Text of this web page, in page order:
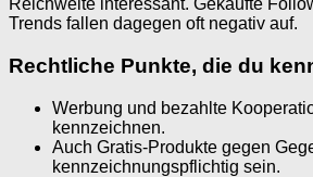
Reichweite interessant. Gekaufte
Trends fallen dagegen oft negativ auf.
Rechtliche Punkte, die du
Werbung und bezahlte
kennzeichnen.
Auch Gratis-Produkte gegen
kennzeichnungspflichtig sein.